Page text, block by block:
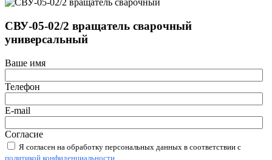
СВУ-05-02/2 вращатель сварочный
универсальный
Ваше имя
Телефон
E-mail
Согласие
Я согласен на обработку персональных данных в соответствии с
политикой конфиденциальности